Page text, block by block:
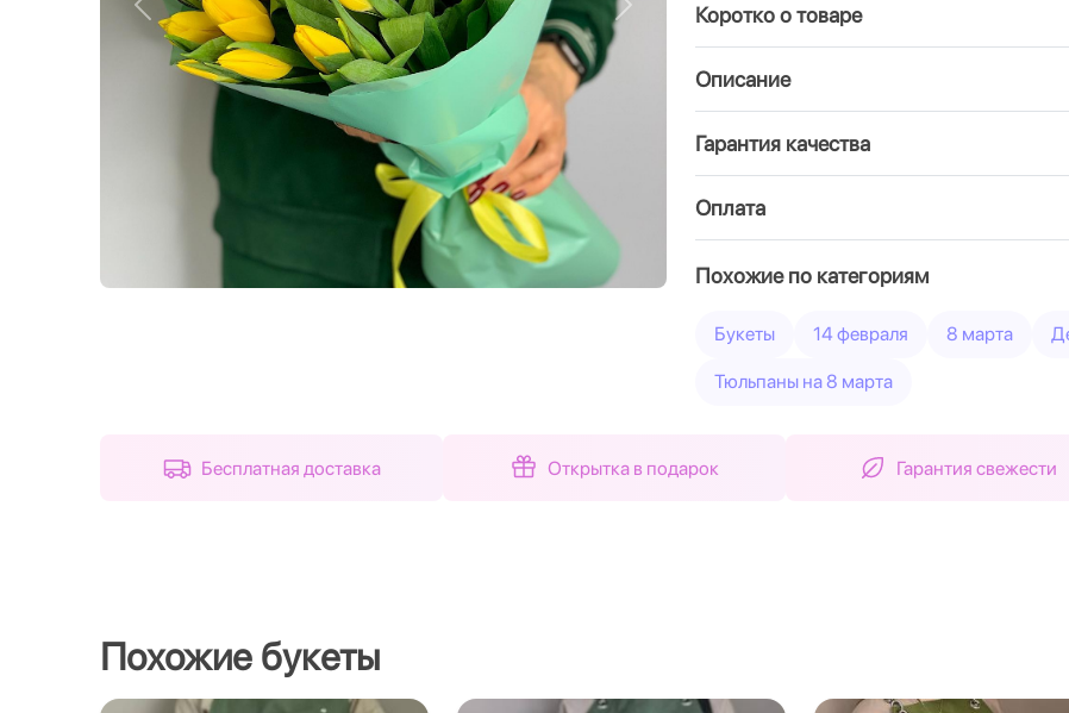
Назад Вперед Коротко о товаре
Описание
Гарантия качества
Оплата
Похожие по категориям
Букеты 14 февраля 8 марта
Тюльпаны на 8 марта
Бесплатная доставка Открытка в подарок Гарантия свежести
Похожие букеты